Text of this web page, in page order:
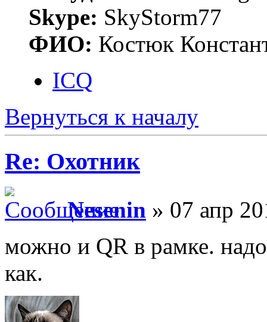
Skype: SkyStorm77
ФИО: Костюк
ICQ
Вернуться к началу
Re: Охотник
Nesenin » 07 апр
можно и QR в рамке.
как.